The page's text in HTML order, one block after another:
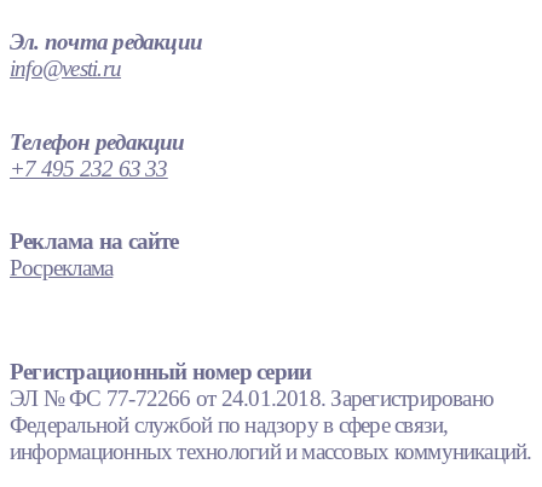
Эл. почта редакции
info@vesti.ru
Телефон редакции
+7 495 232 63 33
Реклама на сайте
Росреклама
Регистрационный номер серии
ЭЛ № ФС 77-72266 от 24.01.2018. Зарегистрировано
Федеральной службой по надзору в сфере связи,
информационных технологий и массовых коммуникаций.